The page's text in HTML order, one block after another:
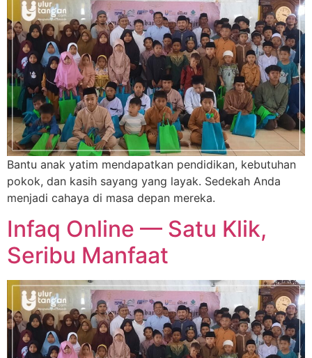
Bantu anak yatim mendapatkan pendidikan, kebutuhan
pokok, dan kasih sayang yang layak. Sedekah Anda
menjadi cahaya di masa depan mereka.
Infaq Online — Satu Klik,
Seribu Manfaat